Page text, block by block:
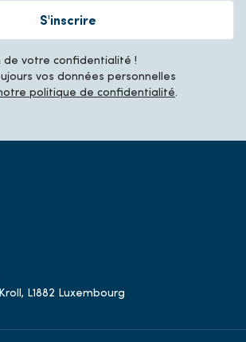
S'inscrire
de votre confidentialité !
vos données personnelles
politique de confidentialité.
L1882 Luxembourg